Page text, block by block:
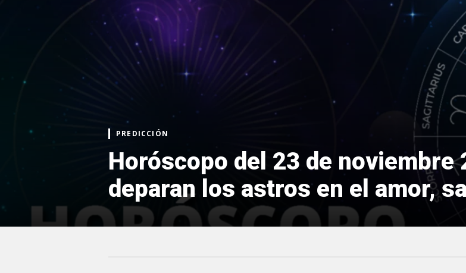
PREDICCIÓN
Horóscopo del 23 de noviembre
deparan los astros en el amor,